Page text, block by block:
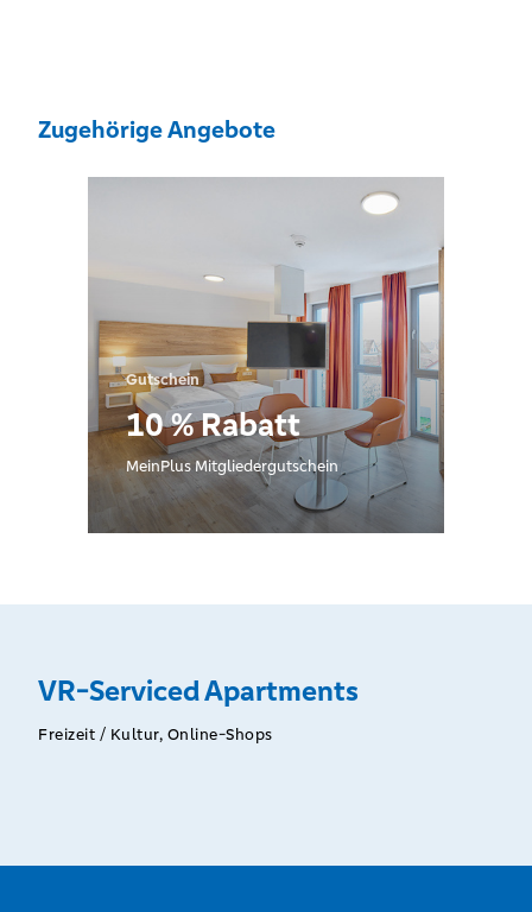
Zugehörige Angebote
Gutschein
10 % Rabatt
MeinPlus Mitgliedergutschein
VR-Serviced Apartments
Freizeit / Kultur, Online-Shops